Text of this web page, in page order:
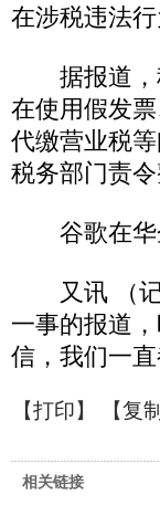
在涉税违法
据报道，
在使用假发
代缴营业税
税务部门责
谷歌在华
又讯 （记
一事的报道
信，我们一
【打印】 【复
相关链接